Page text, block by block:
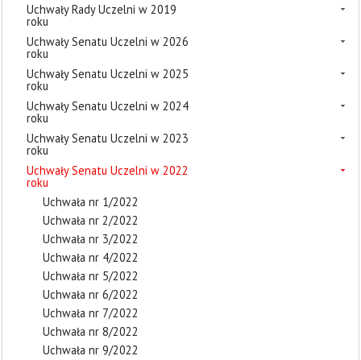
Uchwały Rady Uczelni w 2019
roku
Uchwały Senatu Uczelni w 2026
roku
Uchwały Senatu Uczelni w 2025
roku
Uchwały Senatu Uczelni w 2024
roku
Uchwały Senatu Uczelni w 2023
roku
Uchwały Senatu Uczelni w 2022
roku
Uchwała nr 1/2022
Uchwała nr 2/2022
Uchwała nr 3/2022
Uchwała nr 4/2022
Uchwała nr 5/2022
Uchwała nr 6/2022
Uchwała nr 7/2022
Uchwała nr 8/2022
Uchwała nr 9/2022